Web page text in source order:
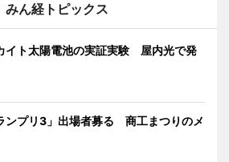
みん経トピックス
イト太陽電池の実証実験 屋内光で発
ンプリ3」出場者募る 商工まつりのメ